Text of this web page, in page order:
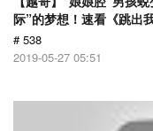
际”的梦想！速看《跳出
# 538
2019-05-27 05:51